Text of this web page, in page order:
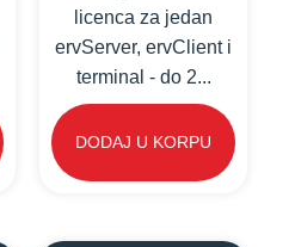
licenca za jedan
ervServer, ervClient i
terminal - do 2...
DODAJ U KORPU